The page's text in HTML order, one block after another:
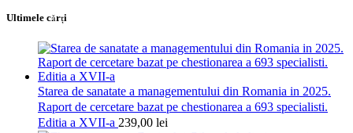
Ultimele cărţi
Starea de sanatate a managementului din Romania in 2025.
Raport de cercetare bazat pe chestionarea a 693 specialisti.
Editia a XVII-a 239,00 lei